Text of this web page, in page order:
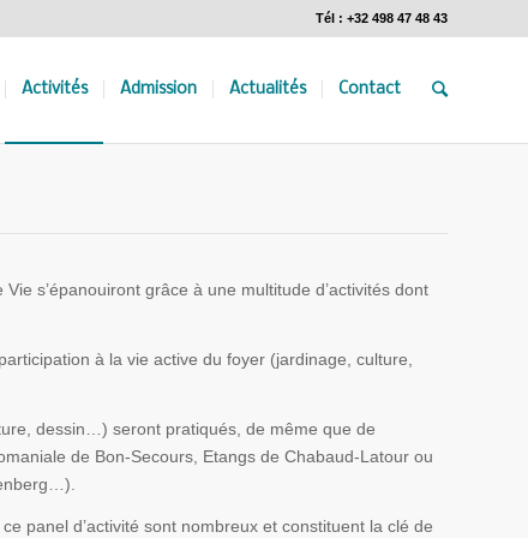
Tél : +32 498 47 48 43
Activités Admission Actualités Contact
s’épanouiront grâce à une multitude d’activités dont
à la vie active du foyer (jardinage, culture,
dessin…) seront pratiqués, de même que de
de Bon-Secours, Etangs de Chabaud-Latour ou
panel d’activité sont nombreux et constituent la clé de